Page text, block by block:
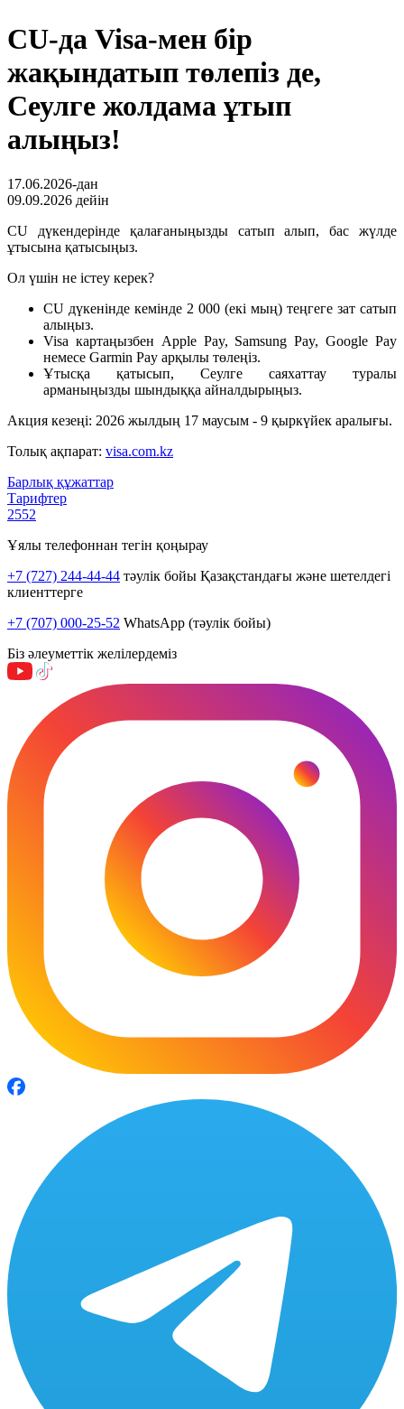
CU-да Visa-мен бір
жақындатып төлепіз де,
Сеулге жолдама ұтып
алыңыз!
17.06.2026-дан
09.09.2026 дейін
CU дүкендерінде қалағаныңызды сатып алып, бас жүлде
ұтысына қатысыңыз.
Ол үшін не істеу керек?
CU дүкенінде кемінде 2 000 (екі мың) теңгеге зат сатып
алыңыз.
Visa картаңызбен Apple Pay, Samsung Pay, Google Pay
немесе Garmin Pay арқылы төлеңіз.
Ұтысқа қатысып, Сеулге саяхаттау туралы
арманыңызды шындыққа айналдырыңыз.
Акция кезеңі: 2026 жылдың 17 маусым - 9 қыркүйек аралығы.
Толық ақпарат: visa.com.kz
Барлық құжаттар
Тарифтер
2552
Ұялы телефоннан тегін қоңырау
+7 (727) 244-44-44 тәулік бойы Қазақстандағы және шетелдегі
клиенттерге
+7 (707) 000-25-52 WhatsApp (тәулік бойы)
Біз әлеуметтік желілердеміз